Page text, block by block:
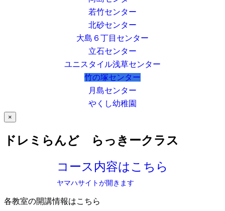
若竹センター
北砂センター
大島６丁目センター
立石センター
ユニスタイル浅草センター
竹の塚センター
月島センター
やくし幼稚園
×
ドレミらんど らっきークラス
コース内容はこちら
ヤマハサイトが開きます
各教室の開講情報はこちら